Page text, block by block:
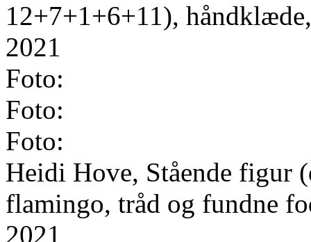
12+7+1+6+11),
2021
Foto:
Foto:
Foto:
Heidi Hove, Stående figur
flamingo, tråd og fundne
2021